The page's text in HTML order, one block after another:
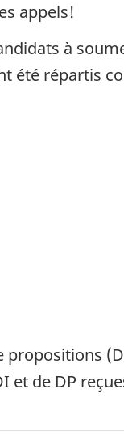
appels!
à
été répartis
propositions
et de DP